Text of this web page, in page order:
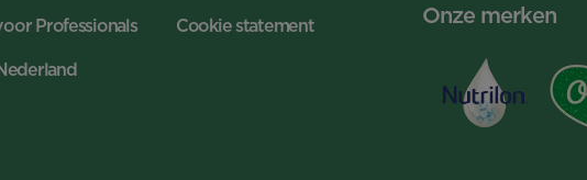
Professionals Cookie statement Onze merken